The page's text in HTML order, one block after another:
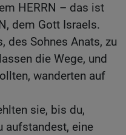
HERRN – das ist
dem Gott Israels.
des Sohnes Anats, zu
die Wege, und
wanderten auf
sie, bis du,
aufstandest, eine